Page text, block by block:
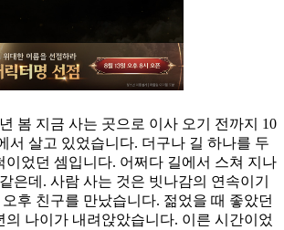
봄 지금 사는 곳으로 이사 오기 전까지 10
서 살고 있었습니다. 더구나 길 하나를 두
이었던 셈입니다. 어쩌다 길에서 스쳐 지나
은데. 사람 사는 것은 빗나감의 연속이기
후 친구를 만났습니다. 젊었을 때 좋았던
의 나이가 내려앉았습니다. 이른 시간이었